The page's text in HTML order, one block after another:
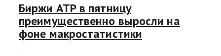
Биржи АТР в пятницу
преимущественно выросли на
фоне макростатистики